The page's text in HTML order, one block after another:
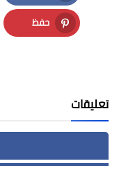
Facebook
حفظ
Pinterest
تعليقات